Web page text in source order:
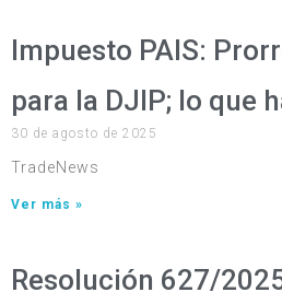
Impuesto PAIS:
para la DJIP; lo que
30 de agosto de 2025
TradeNews
Ver más »
Resolución 627/